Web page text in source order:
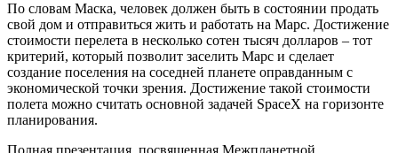
По словам Маска, человек должен быть в состоянии продать
свой дом и отправиться жить и работать на Марс. Достижение
стоимости перелета в несколько сотен тысяч долларов – тот
критерий, который позволит заселить Марс и сделает
создание поселения на соседней планете оправданным с
экономической точки зрения. Достижение такой стоимости
полета можно считать основной задачей SpaceX на горизонте
планирования.